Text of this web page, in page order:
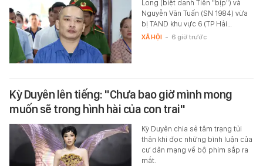
Long (biệt danh Tiến "bịp") và
Nguyễn Văn Tuấn (SN 1984) vừa
bị TAND khu vực 6 (TP Hải…
XÃ HỘI - 6 giờ trước
Kỳ Duyên lên tiếng: "Chưa bao giờ mình mong
muốn sẽ trong hình hài của con trai"
Kỳ Duyên chia sẻ tâm trạng tủi
thân khi đọc những bình luận của
cư dân mạng về bộ phim sắp ra
mắt.